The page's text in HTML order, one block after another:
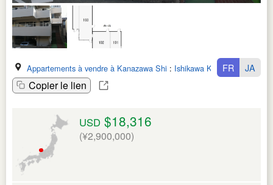
Appartements à vendre à Kanazawa Shi : Ishikawa Ken
Copier le lien
FR JA
USD $18,316
(¥2,900,000)